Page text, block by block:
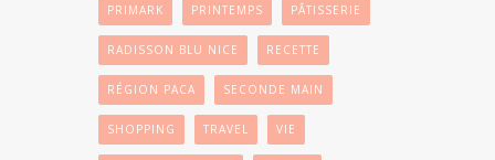
PRIMARK PRINTEMPS PÂTISSERIE
RADISSON BLU NICE RECETTE
RÉGION PACA SECONDE MAIN
SHOPPING TRAVEL VIE